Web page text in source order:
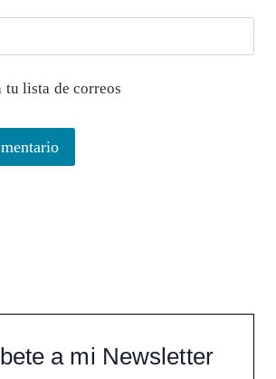
tu lista de correos
a mi Newsletter